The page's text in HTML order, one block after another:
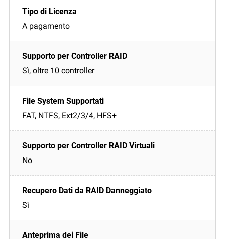
A pagamento
Sì, oltre 10 controller
FAT, NTFS, Ext2/3/4, HFS+
No
Sì